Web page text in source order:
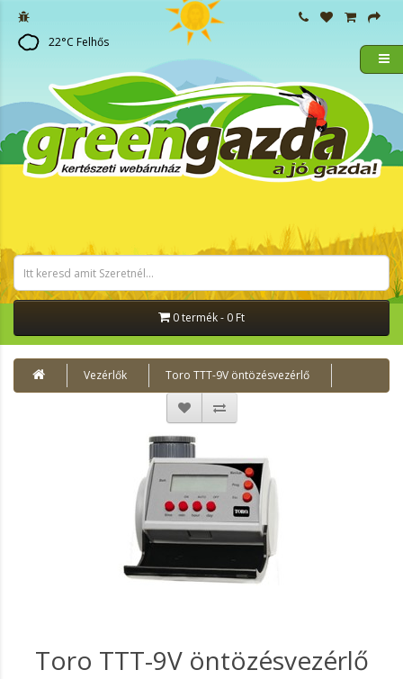
22°C Felhős
0 termék - 0 Ft
Vezérlők Toro TTT-9V öntözésvezérlő
Toro TTT-9V öntözésvezérlő